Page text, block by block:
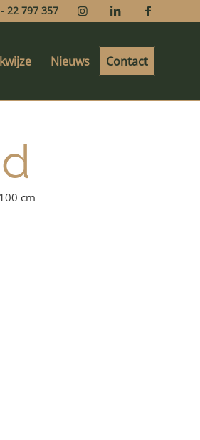
22 797 357
Nieuws Contact
cm